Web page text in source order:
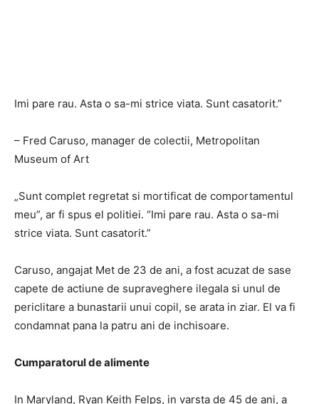
Imi pare rau. Asta o sa-mi strice viata. Sunt casatorit.”
– Fred Caruso, manager de colectii, Metropolitan
Museum of Art
„Sunt complet regretat si mortificat de comportamentul
meu”, ar fi spus el politiei. “Imi pare rau. Asta o sa-mi
strice viata. Sunt casatorit.”
Caruso, angajat Met de 23 de ani, a fost acuzat de sase
capete de actiune de supraveghere ilegala si unul de
periclitare a bunastarii unui copil, se arata in ziar. El va fi
condamnat pana la patru ani de inchisoare.
Cumparatorul de alimente
In Maryland, Ryan Keith Felps, in varsta de 45 de ani, a